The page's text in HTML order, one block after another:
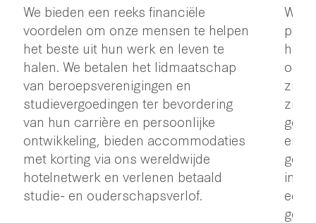
We bieden een reeks financiële
voordelen om onze mensen te helpen
het beste uit hun werk en leven te
halen. We betalen het lidmaatschap
van beroepsverenigingen en
studievergoedingen ter bevordering
van hun carrière en persoonlijke
ontwikkeling, bieden accommodaties
met korting via ons wereldwijde
hotelnetwerk en verlenen betaald
studie- en ouderschapsverlof.
Wij
heel
om
zich
zijn
een